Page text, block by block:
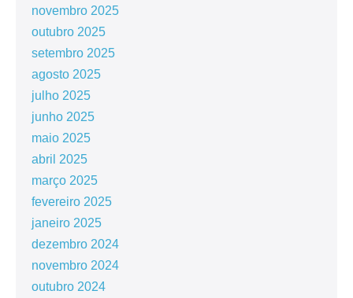
novembro 2025
outubro 2025
setembro 2025
agosto 2025
julho 2025
junho 2025
maio 2025
abril 2025
março 2025
fevereiro 2025
janeiro 2025
dezembro 2024
novembro 2024
outubro 2024